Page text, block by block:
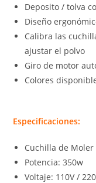
Deposito / tolva
Diseño
Calibra las
ajustar el polvo
Giro de motor
Colores
Especificaciones:
Cuchilla de Moler
Potencia: 350w
Voltaje: 110V /